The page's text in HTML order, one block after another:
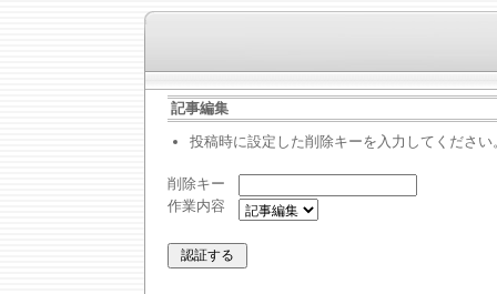
記事編集
投稿時に設定した削除キーを入力してください
削除キー
作業内容